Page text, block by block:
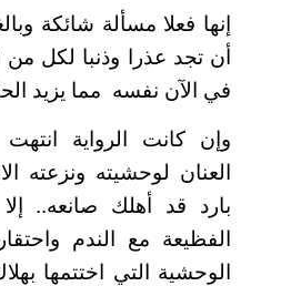
إنها فعلا مسألة شائكة
أن تجد عذرا وذنبا لكل من
في الآن نفسه مما يزيد
وإن كانت الرواية
العنان لوحشيته ونزعته
بارد قد أهلك صانعه..
الفظيعة مع الندم
الوحشية التي اختتمها